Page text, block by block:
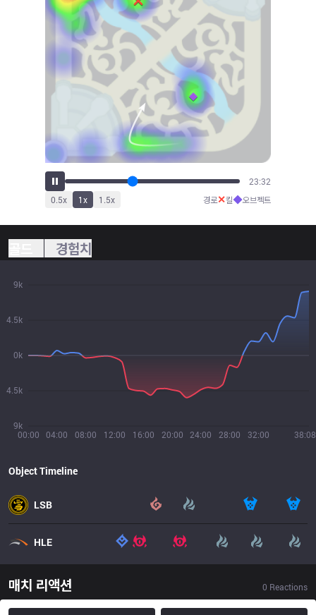
24:47
0.5x 1x 1.5x 경로✕킬◆오브젝트
경험치
00:00 04:00 08:00 12:00 16:00 20:00 24:00 28:00 32:00 38:08
9k
4.5k
0k
4.5k
9k
Object Timeline
LSB
HLE
매치 리액션 0 Reactions